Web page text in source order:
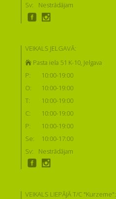
Sv:
Nestrādājam
VEIKALS JELGAVĀ:
Pasta iela 51 K-10, Jelgava
P:
10:00-19:00
O:
10:00-19:00
T:
10:00-19:00
C:
10:00-19:00
P:
10:00-19:00
Se:
10:00-17:00
Sv:
Nestrādājam
VEIKALS LIEPĀJĀ T/C "Kurzeme":